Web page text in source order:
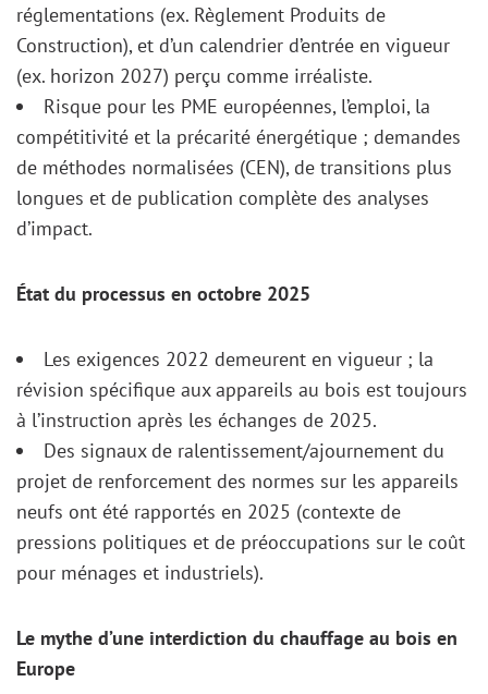
réglementations (ex. Règlement Produits de
Construction), et d’un calendrier d’entrée en vigueur
(ex. horizon 2027) perçu comme irréaliste.
Risque pour les PME européennes, l’emploi, la
compétitivité et la précarité énergétique ; demandes
de méthodes normalisées (CEN), de transitions plus
longues et de publication complète des analyses
d’impact.
État du processus en octobre 2025
Les exigences 2022 demeurent en vigueur ; la
révision spécifique aux appareils au bois est toujours
à l’instruction après les échanges de 2025.
Des signaux de ralentissement/ajournement du
projet de renforcement des normes sur les appareils
neufs ont été rapportés en 2025 (contexte de
pressions politiques et de préoccupations sur le coût
pour ménages et industriels).
Le mythe d’une interdiction du chauffage au bois en
Europe